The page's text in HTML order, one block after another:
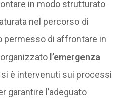
in modo strutturato
nel percorso di
permesso di affrontare in
l’emergenza
è intervenuti sui processi
garantire l’adeguato